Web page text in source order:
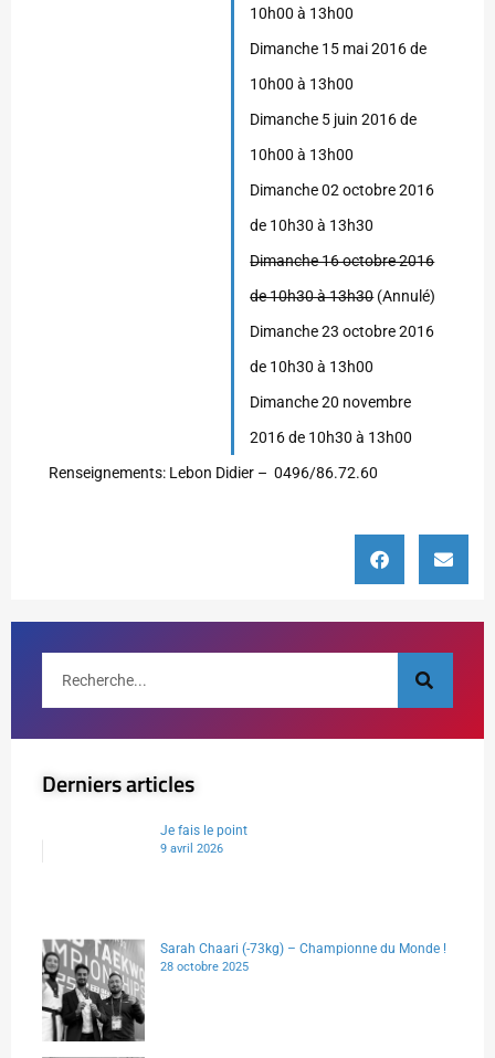
10h00 à 13h00
Dimanche 15 mai 2016 de
10h00 à 13h00
Dimanche 5 juin 2016 de
10h00 à 13h00
Dimanche 02 octobre 2016
de 10h30 à 13h30
Dimanche 16 octobre 2016
de 10h30 à 13h30(Annulé)
Dimanche 23 octobre 2016
de 10h30 à 13h00
Dimanche 20 novembre
2016 de 10h30 à 13h00
Renseignements: Lebon Didier – 0496/86.72.60
Derniers articles
Je fais le point
9 avril 2026
Sarah Chaari (-73kg) – Championne du Monde !
28 octobre 2025